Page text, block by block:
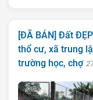
[ĐÃ BÁN] Đất
thổ cư, xã trung
trường học, chợ